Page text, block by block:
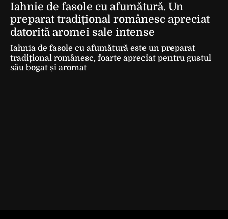
Iahnie de fasole cu afumătură. Un
preparat tradițional românesc apreciat
datorită aromei sale intense
Iahnia de fasole cu afumătură este un preparat
tradițional românesc, foarte apreciat pentru gustul
său bogat și aromat